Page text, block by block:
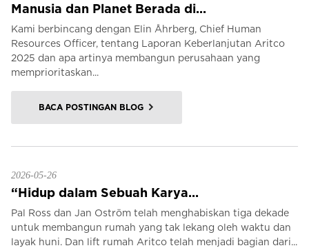
Manusia dan Planet Berada di...
Kami berbincang dengan Elin Åhrberg, Chief Human
Resources Officer, tentang Laporan Keberlanjutan Aritco
2025 dan apa artinya membangun perusahaan yang
memprioritaskan...
BACA POSTINGAN BLOG
2026-05-26
“Hidup dalam Sebuah Karya...
Pal Ross dan Jan Oström telah menghabiskan tiga dekade
untuk membangun rumah yang tak lekang oleh waktu dan
layak huni. Dan lift rumah Aritco telah menjadi bagian dari...